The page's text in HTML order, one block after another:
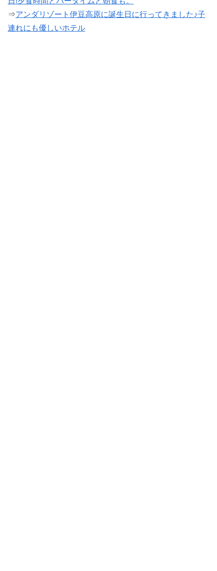
⇒アンダリゾート伊豆高原に誕生日に行ってきました♪子
連れにも優しいホテル